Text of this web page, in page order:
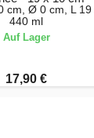
cm, Ø 0 cm, L 19
440 ml
Auf Lager
17,90 €